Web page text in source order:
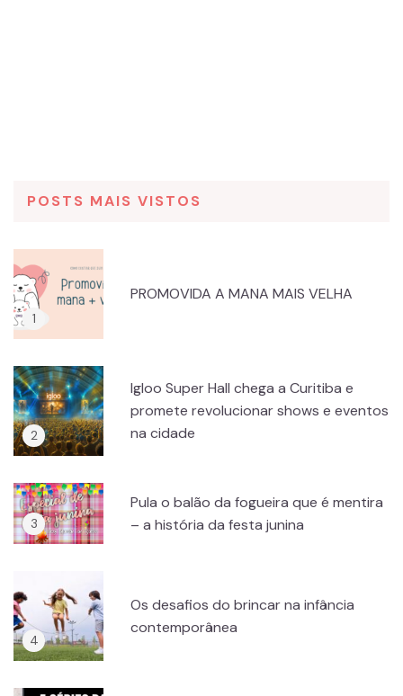
POSTS MAIS VISTOS
PROMOVIDA A MANA MAIS VELHA
Igloo Super Hall chega a Curitiba e
promete revolucionar shows e eventos
na cidade
Pula o balão da fogueira que é mentira
– a história da festa junina
Os desafios do brincar na infância
contemporânea